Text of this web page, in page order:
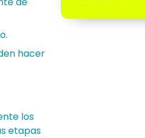
hacer
los
etapas